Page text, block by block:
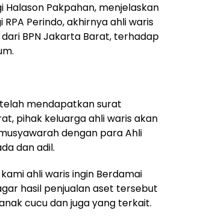
Halason Pakpahan, menjelaskan
Perindo, akhirnya ahli waris
BPN Jakarta Barat, terhadap
mendapatkan surat
pihak keluarga ahli waris akan
dengan para Ahli
dan adil.
ahli waris ingin Berdamai
hasil penjualan aset tersebut
cucu dan juga yang terkait.